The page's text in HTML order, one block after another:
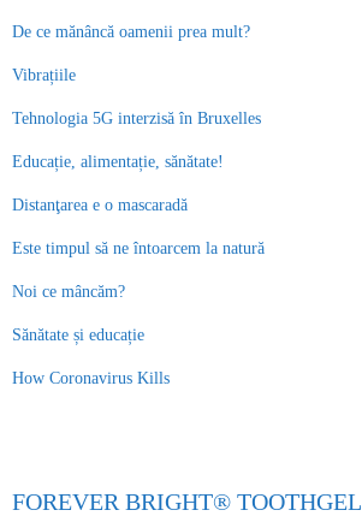
De ce mănâncă oamenii prea mult?
Vibrațiile
Tehnologia 5G interzisă în Bruxelles
Educație, alimentație, sănătate!
Distanţarea e o mascaradă
Este timpul să ne întoarcem la natură
Noi ce mâncăm?
Sănătate și educație
How Coronavirus Kills
FOREVER BRIGHT® TOOTHGEL